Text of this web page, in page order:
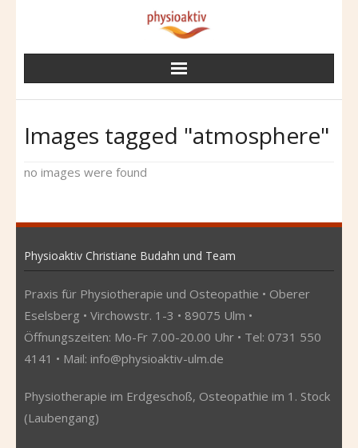
Images tagged "atmosphere"
no images were found
Physioaktiv Christiane Budahn und Team
Praxis für Physiotherapie und Osteopathie • Oberer
Eselsberg • Virchowstr. 1-3 • 89075 Ulm •
Öffnungszeiten: Mo-Fr 7.00-20.00 Uhr • Tel: 0731 550
4141 • Mail: info@physioaktiv-ulm.de
Physiotherapie im Erdgeschoß, Osteopathie im 1. Stock
(Laubengang)